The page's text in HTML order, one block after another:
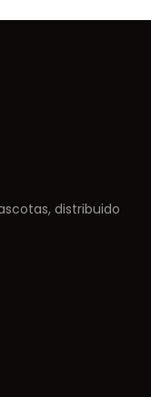
distribuido